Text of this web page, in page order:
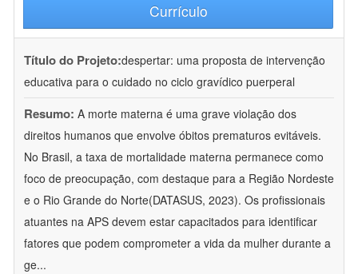
Currículo
Título do Projeto:despertar: uma proposta de intervenção
educativa para o cuidado no ciclo gravídico puerperal
Resumo: A morte materna é uma grave violação dos
direitos humanos que envolve óbitos prematuros evitáveis.
No Brasil, a taxa de mortalidade materna permanece como
foco de preocupação, com destaque para a Região Nordeste
e o Rio Grande do Norte(DATASUS, 2023). Os profissionais
atuantes na APS devem estar capacitados para identificar
fatores que podem comprometer a vida da mulher durante a
ge...